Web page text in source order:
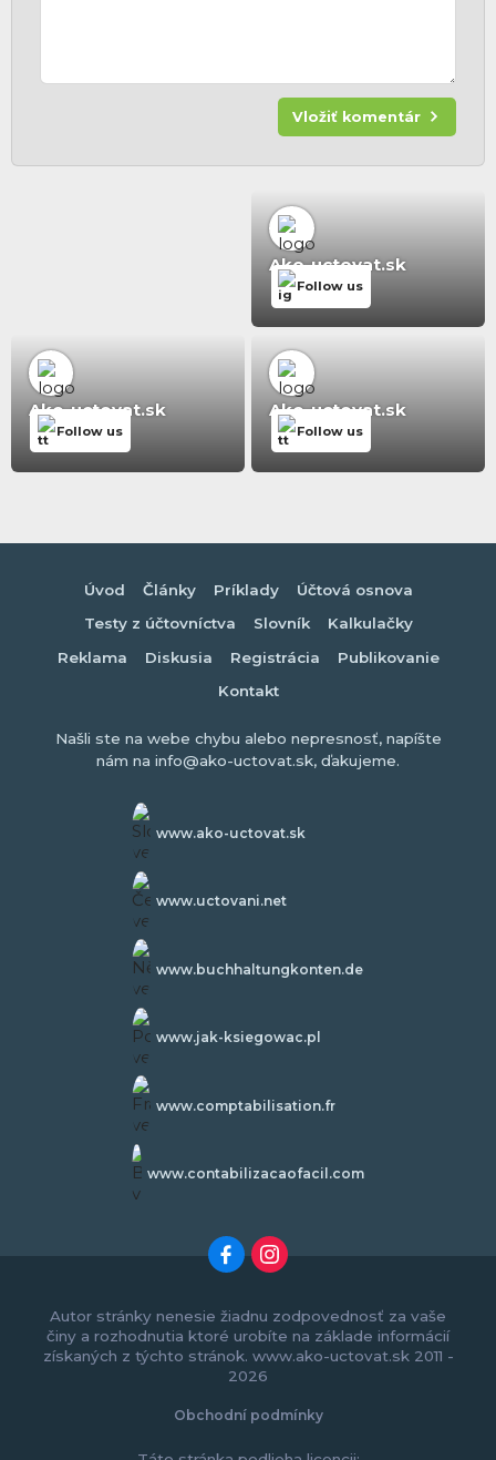
Vložiť komentár
Ako-uctovat.sk
Follow us
Ako-uctovat.sk
Follow us
Ako-uctovat.sk
Follow us
Úvod Články Príklady
Účtová osnova
Testy z účtovníctva
Slovník
Kalkulačky
Reklama
Diskusia Registrácia
Publikovanie
Kontakt
Našli ste na webe chybu alebo nepresnosť, napíšte
nám na info@ako-uctovat.sk, ďakujeme.
www.ako-uctovat.sk
www.uctovani.net
www.buchhaltungkonten.de
www.jak-ksiegowac.pl
www.comptabilisation.fr
www.contabilizacaofacil.com
Autor stránky nenesie žiadnu zodpovednosť za vaše
činy a rozhodnutia ktoré urobíte na základe informácií
získaných z týchto stránok. www.ako-uctovat.sk 2011 -
2026
Obchodní podmínky